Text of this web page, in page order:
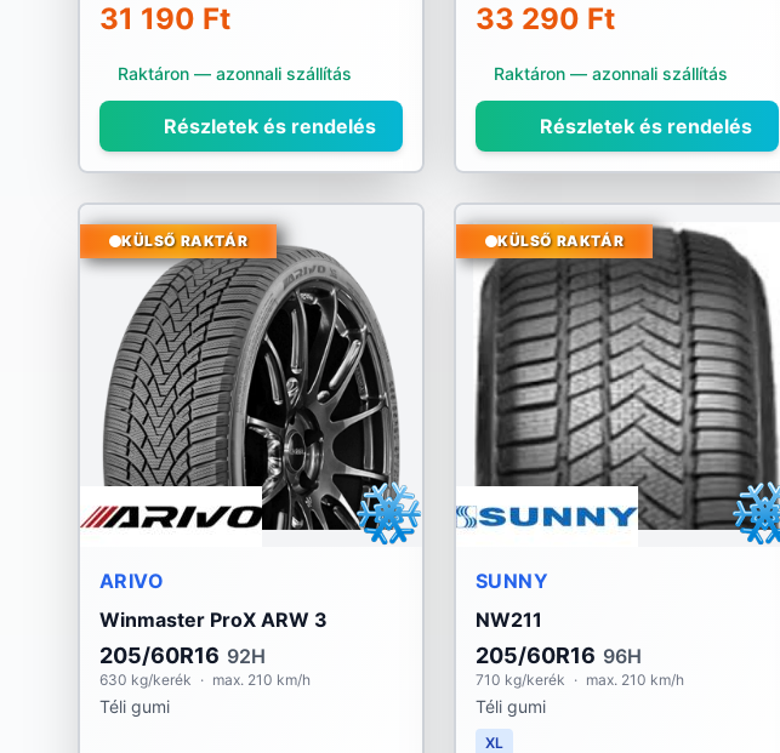
31 190 Ft
Raktáron — azonnali szállítás
Részletek és rendelés
33 290 Ft
Raktáron — azonnali szállítás
Részletek és rendelés
KÜLSŐ RAKTÁR
ARIVO
Winmaster ProX ARW 3
205/60R16 92H
630 kg/kerék · max. 210 km/h
Téli gumi
KÜLSŐ RAKTÁR
SUNNY
NW211
205/60R16 96H
710 kg/kerék · max. 210 km/h
Téli gumi
XL